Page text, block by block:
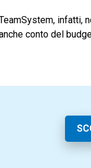
infatti,
conto del